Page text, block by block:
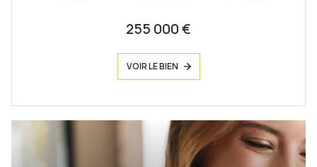
255 000 €
VOIR LE BIEN